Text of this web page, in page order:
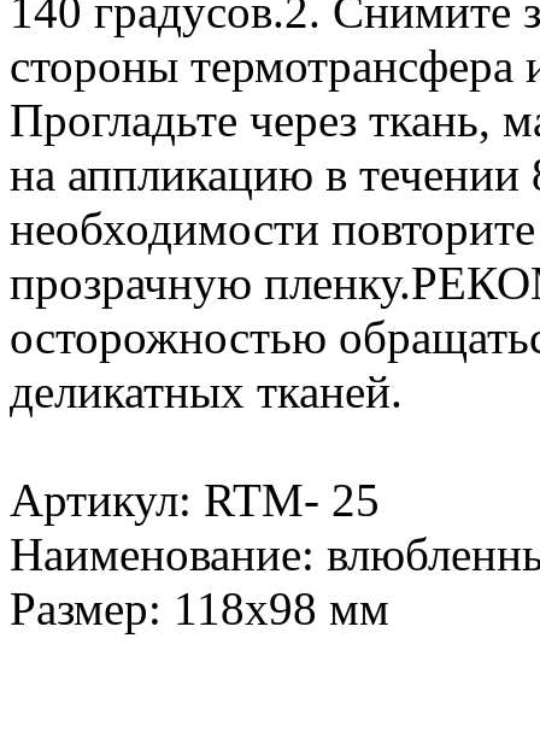
140 градусов.2. Снимите
стороны термотрансфера
Прогладьте через ткань,
на аппликацию в
необходимости
прозрачную
осторожностью
деликатных тканей.
Артикул: RTM- 25
Наименование:
Размер: 118х98 мм